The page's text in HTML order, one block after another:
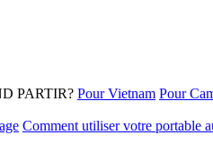
PARTIR? Pour Vietnam Pour
Comment utiliser votre portable